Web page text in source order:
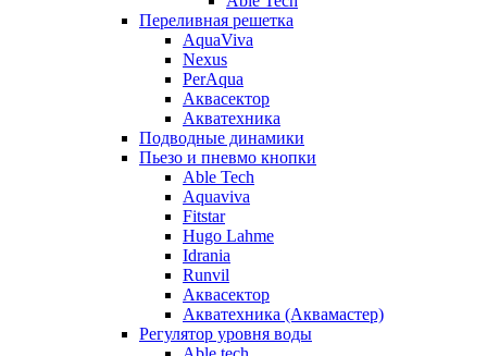
Переливная решетка
AquaViva
Nexus
PerAqua
Аквасектор
Акватехника
Подводные динамики
Пьезо и пневмо кнопки
Able Tech
Aquaviva
Fitstar
Hugo Lahme
Idrania
Runvil
Аквасектор
Акватехника (Аквамастер)
Регулятор уровня воды